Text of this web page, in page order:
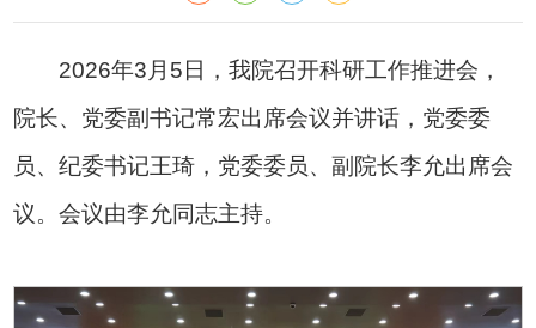
2026年3月5日，我院召开科研工作推进会，
院长、党委副书记常宏出席会议并讲话，党委委
员、纪委书记王琦，党委委员、副院长李允出席会
议。会议由李允同志主持。